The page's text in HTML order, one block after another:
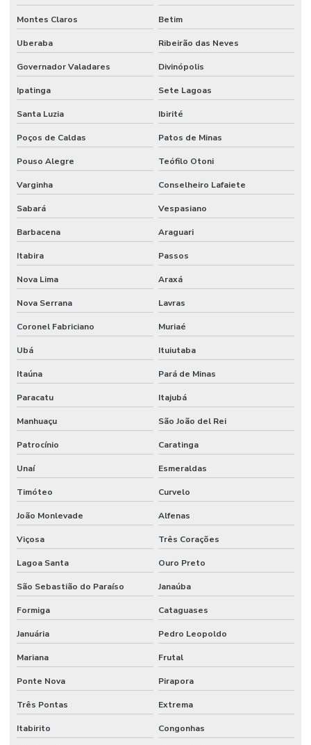
Lábio Polimérico Alta Resistência Em São Paulo
Lábio Polimérico Para Construção
Lábio Polimérico Para Construções Em Sp
Lábio Polimérico Para Pisos Industriais
Lapidação De Granilite
Lapidação De Piso
Lapidação De Piso Antiderrapante Em Minas Gerais
Lapidação De Piso Comercial
Lapidação De Piso Em Curitiba
Lapidação E Polimento De Piso
Manutenção De Juntas De Dilatação
Manutenção De Viadutos Com Lábio Polimérico
Pintura De Epoxi Para Pisos
Pintura De Faixas
Pintura De Faixas Com Tinta Epóxi
Pintura De Faixas De Demarcação
Pintura De Faixas De Demarcação Em São Paulo
Pintura De Faixas De Demarcação Para Empresas Em Mg
Pintura De Faixas De Sinalização
Pintura De Faixas Em Minas Gerais
Pintura De Faixas Em São Paulo
Pintura De Piso Epoxi
Pintura De Piso Industrial
Montes Claros Betim
Uberaba Ribeirão das Neves
Governador Valadares Divinópolis
Ipatinga Sete Lagoas
Santa Luzia Ibirité
Poços de Caldas Patos de Minas
Pouso Alegre Teófilo Otoni
Varginha Conselheiro Lafaiete
Sabará Vespasiano
Barbacena Araguari
Itabira Passos
Nova Lima Araxá
Nova Serrana Lavras
Coronel Fabriciano Muriaé
Ubá Ituiutaba
Itaúna Pará de Minas
Paracatu Itajubá
Manhuaçu São João del Rei
Patrocínio Caratinga
Unaí Esmeraldas
Timóteo Curvelo
João Monlevade Alfenas
Viçosa Três Corações
Lagoa Santa Ouro Preto
São Sebastião do Paraíso Janaúba
Formiga Cataguases
Januária Pedro Leopoldo
Mariana Frutal
Ponte Nova Pirapora
Três Pontas Extrema
Itabirito Congonhas